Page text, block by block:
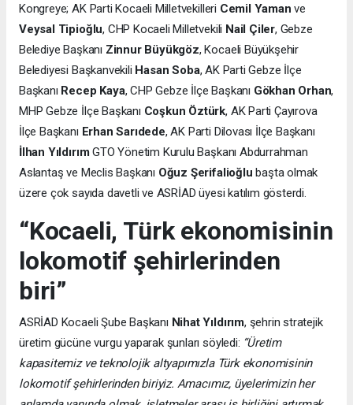
Kongreye; AK Parti Kocaeli Milletvekilleri Cemil Yaman ve
Veysal Tipioğlu, CHP Kocaeli Milletvekili Nail Çiler, Gebze
Belediye Başkanı Zinnur Büyükgöz, Kocaeli Büyükşehir
Belediyesi Başkanvekili Hasan Soba, AK Parti Gebze İlçe
Başkanı Recep Kaya, CHP Gebze İlçe Başkanı Gökhan Orhan,
MHP Gebze İlçe Başkanı Coşkun Öztürk, AK Parti Çayırova
İlçe Başkanı Erhan Sarıdede, AK Parti Dilovası İlçe Başkanı
İlhan YıldırımGTO Yönetim Kurulu Başkanı Abdurrahman
Aslantaş ve Meclis Başkanı Oğuz Şerifalioğlu başta olmak
üzere çok sayıda davetli ve ASRİAD üyesi katılım gösterdi.
“Kocaeli, Türk ekonomisinin
lokomotif şehirlerinden
biri”
ASRİAD Kocaeli Şube Başkanı Nihat Yıldırım, şehrin stratejik
üretim gücüne vurgu yaparak şunları söyledi: “Üretim
kapasitemiz ve teknolojik altyapımızla Türk ekonomisinin
lokomotif şehirlerinden biriyiz. Amacımız, üyelerimizin her